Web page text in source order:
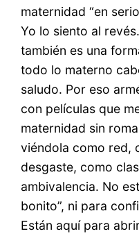
maternidad “en
Yo lo siento al
también es una
todo lo materno
saludo. Por eso
con películas que
maternidad sin
viéndola como red,
desgaste, como
ambivalencia. No
bonito”, ni para
Están aquí para